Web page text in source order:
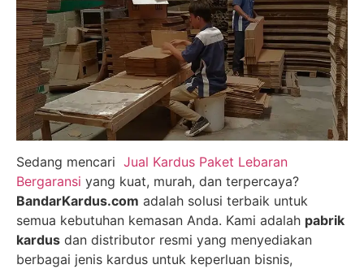
Sedang mencari Jual Kardus Paket Lebaran
Bergaransi yang kuat, murah, dan terpercaya?
BandarKardus.com adalah solusi terbaik untuk
semua kebutuhan kemasan Anda. Kami adalah pabrik
kardus dan distributor resmi yang menyediakan
berbagai jenis kardus untuk keperluan bisnis,